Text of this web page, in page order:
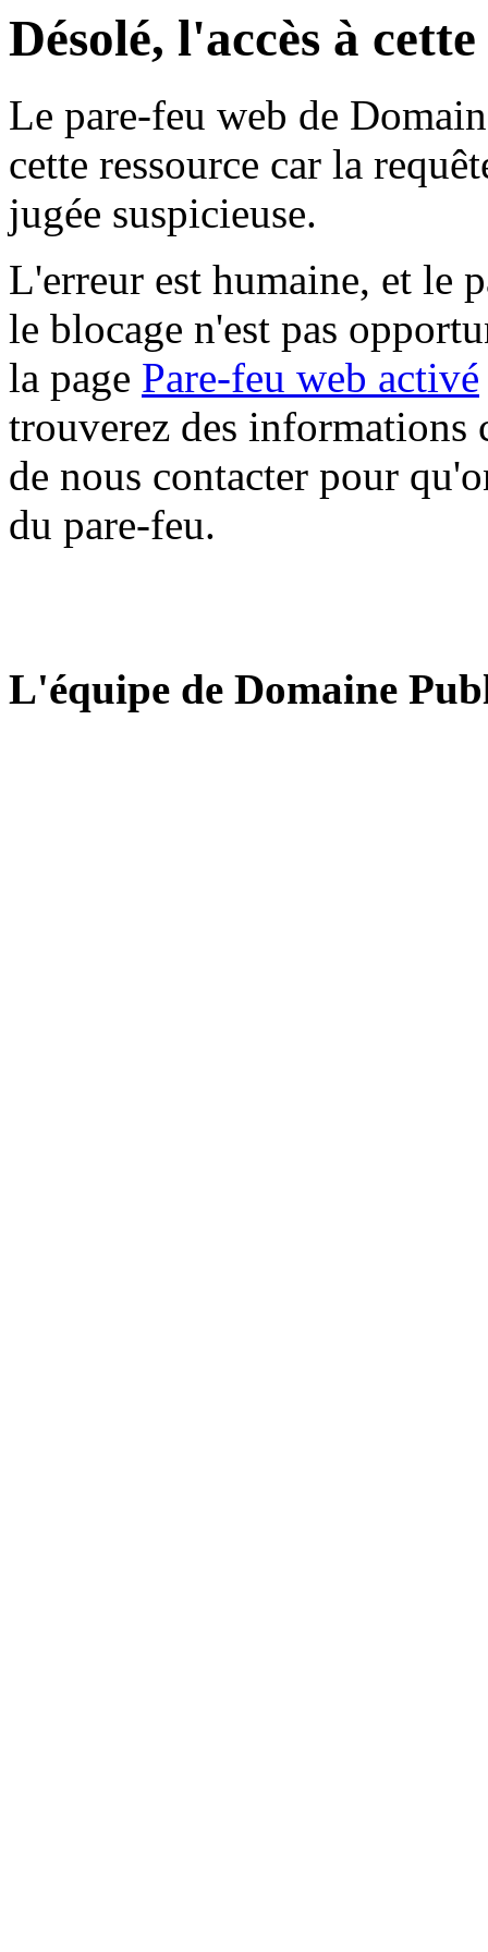
Désolé, l'accès à
Le pare-feu web de
cette ressource car la
jugée suspicieuse.
L'erreur est humaine, et le
le blocage n'est pas
la page Pare-feu web activé
trouverez des informations
de nous contacter pour
du pare-feu.
L'équipe de Domaine